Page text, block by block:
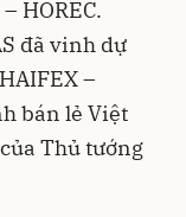
HOREC.
đã vinh dự
–
bán lẻ Việt
Thủ tướng